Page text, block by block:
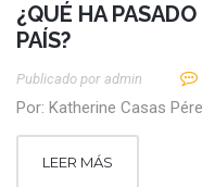
¿QUÉ HA
PAÍS?
Publicado por Admin
Por: Katherine Casas
LEER MÁS